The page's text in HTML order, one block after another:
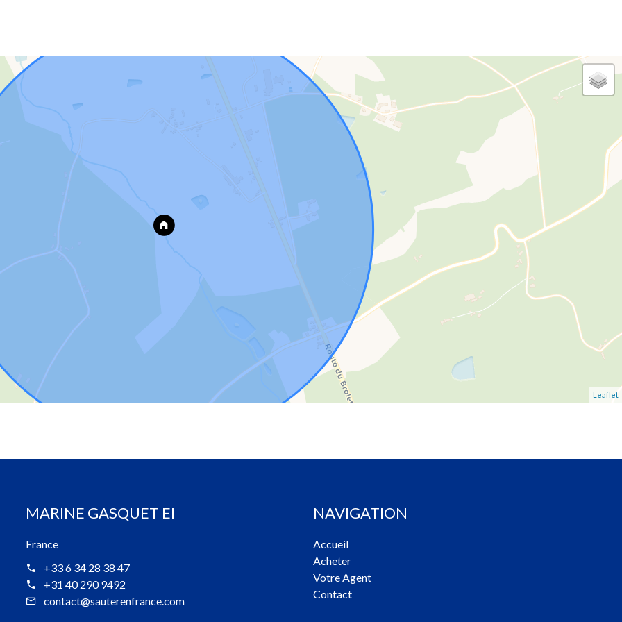
Leaflet
MARINE GASQUET EI
France
+33 6 34 28 38 47
+31 40 290 9492
contact@sauterenfrance.com
NAVIGATION
Accueil
Acheter
Votre Agent
Contact